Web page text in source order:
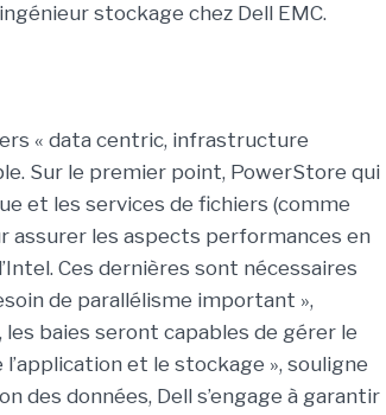
stockage chez Dell EMC.
« data centric, infrastructure
Sur le premier point, PowerStore qui
et les services de fichiers (comme
assurer les aspects performances en
Ces dernières sont nécessaires
de parallélisme important »,
baies seront capables de gérer le
et le stockage », souligne
des données, Dell s’engage à garantir